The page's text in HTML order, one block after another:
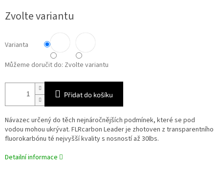
cena:
Zvolte variantu
Varianta
Můžeme doručit do: Zvolte variantu
Přidat do košíku
Návazec určený do těch nejnáročnějších podmínek, které se pod
vodou mohou ukrývat. FLRcarbon Leader je zhotoven z transparentního
fluorokarbónu té nejvyšší kvality s nosností až 30lbs.
Detailní informace